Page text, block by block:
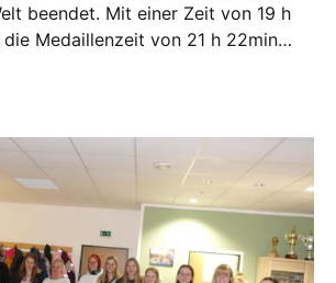
beendet. Mit einer Zeit von 19 h
Medaillenzeit von 21 h 22min
Konterfei des ersten Siegers aus